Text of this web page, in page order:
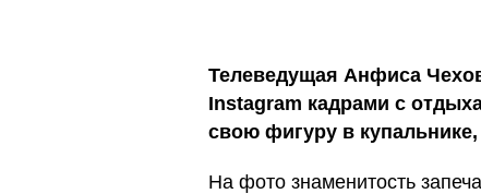
Телеведущая Анфиса
Instagram кадрами с
свою фигуру в
На фото знаменитость